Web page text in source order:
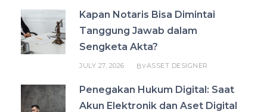
Kapan Notaris Bisa Dimintai
Tanggung Jawab dalam
Sengketa Akta?
JULY 27, 2026 BYASSET DESIGNER
Penegakan Hukum Digital: Saat
Akun Elektronik dan Aset Digital